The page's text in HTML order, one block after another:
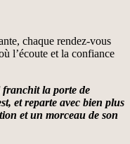
chaque rendez-vous
l’écoute et la confiance
franchit la porte de
et reparte avec bien plus
et un morceau de son